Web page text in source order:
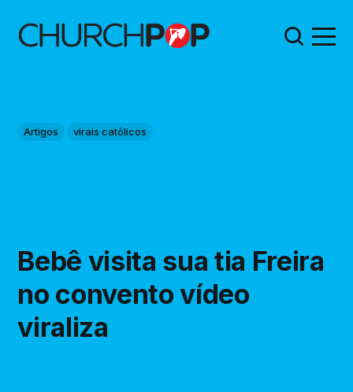
Artigos virais católicos
Bebê visita sua tia Freira
no convento vídeo
viraliza